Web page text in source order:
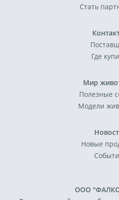
Стать
Где
Мир
Полезные
Модели
Новые
ООО